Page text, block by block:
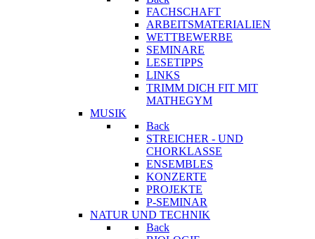
FACHSCHAFT
ARBEITSMATERIALIEN
WETTBEWERBE
SEMINARE
LESETIPPS
LINKS
TRIMM DICH FIT MIT
MATHEGYM
MUSIK
Back
STREICHER - UND
CHORKLASSE
ENSEMBLES
KONZERTE
PROJEKTE
P-SEMINAR
NATUR UND TECHNIK
Back